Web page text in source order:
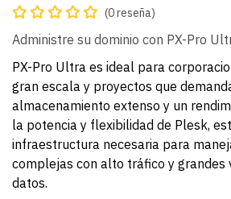
(0 reseña)
Administre su dominio con PX-Pro
PX-Pro Ultra es ideal para
gran escala y proyectos que
almacenamiento extenso y un
la potencia y flexibilidad de Plesk,
infraestructura necesaria para
complejas con alto tráfico y grandes
datos.